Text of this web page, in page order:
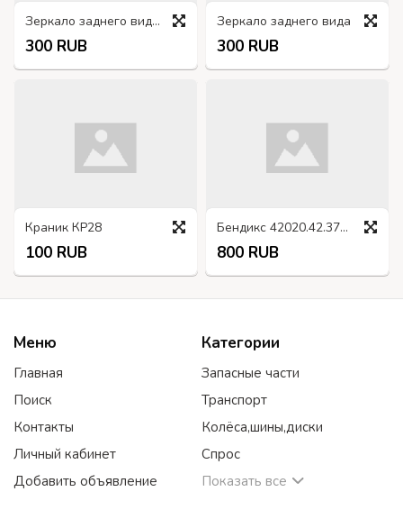
Зеркало заднего вида 164-8201015-01
300 RUB
Зеркало заднего вида
300 RUB
Краник КР28
100 RUB
Бендикс 42020.42.3708600 УАЗ, ГАЗ
800 RUB
Меню
Главная
Поиск
Контакты
Личный кабинет
Добавить объявление
Категории
Запасные части
Транспорт
Колёса,шины,диски
Спрос
Показать все